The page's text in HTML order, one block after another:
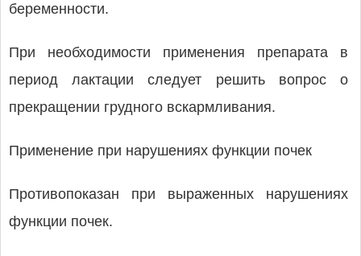
беременности.
При необходимости применения препарата в
период лактации следует решить вопрос о
прекращении грудного вскармливания.
Применение при нарушениях функции почек
Противопоказан при выраженных нарушениях
функции почек.